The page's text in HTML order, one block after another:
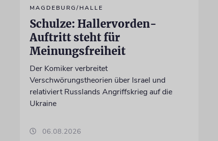
MAGDEBURG/HALLE
Schulze: Hallervorden-
Auftritt steht für
Meinungsfreiheit
Der Komiker verbreitet
Verschwörungstheorien über Israel und
relativiert Russlands Angriffskrieg auf die
Ukraine
06.08.2026